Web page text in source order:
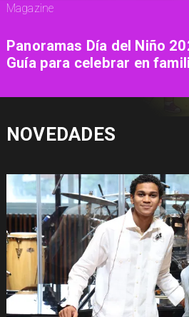
Televisión
docuserie de A&E que
la psicología de los líderes
NOVEDADES